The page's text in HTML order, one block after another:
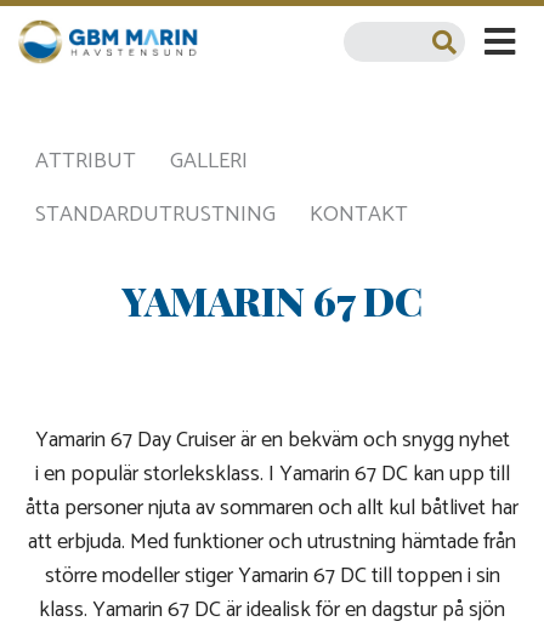
ATTRIBUT
GALLERI
STANDARDUTRUSTNING
KONTAKT
YAMARIN 67 DC
Yamarin 67 Day Cruiser är en bekväm och snygg nyhet
i en populär storleksklass. I Yamarin 67 DC kan upp till
åtta personer njuta av sommaren och allt kul båtlivet har
att erbjuda. Med funktioner och utrustning hämtade från
större modeller stiger Yamarin 67 DC till toppen i sin
klass. Yamarin 67 DC är idealisk för en dagstur på sjön